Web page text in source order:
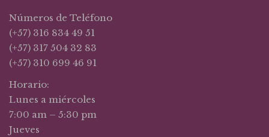
Números de Teléfono
(+57) 316 834 49 51
(+57) 317 504 32 83
(+57) 310 699 46 91
Horario:
Lunes a miércoles
7:00 am – 5:30 pm
Jueves